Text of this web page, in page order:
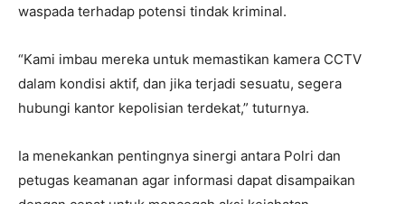
waspada terhadap potensi tindak kriminal.
“Kami imbau mereka untuk memastikan kamera CCTV
dalam kondisi aktif, dan jika terjadi sesuatu, segera
hubungi kantor kepolisian terdekat,” tuturnya.
Ia menekankan pentingnya sinergi antara Polri dan
petugas keamanan agar informasi dapat disampaikan